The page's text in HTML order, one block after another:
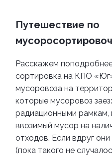
Путешествие по
Расскажем
сортировка на КПО « Юг
мусоровоза на
которые мусоровоз
радиационными рамкам,
ввозимый мусор на
отходов. Если вдруг
(пока такого не